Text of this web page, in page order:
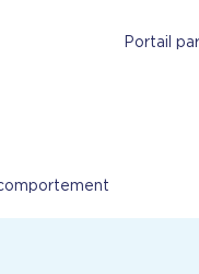
Portail